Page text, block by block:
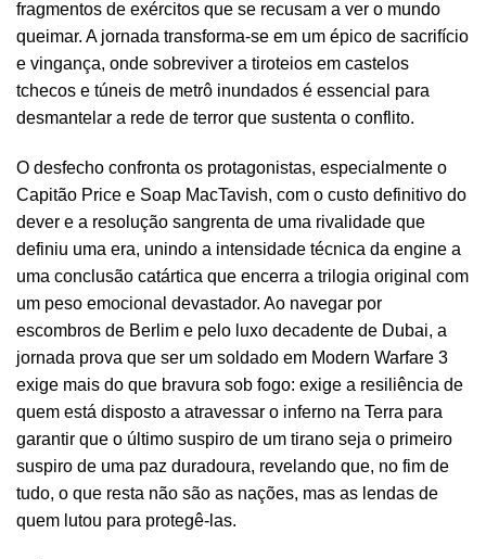
fragmentos de exércitos que se recusam a ver o mundo
queimar. A jornada transforma-se em um épico de sacrifício
e vingança, onde sobreviver a tiroteios em castelos
tchecos e túneis de metrô inundados é essencial para
desmantelar a rede de terror que sustenta o conflito.
O desfecho confronta os protagonistas, especialmente o
Capitão Price e Soap MacTavish, com o custo definitivo do
dever e a resolução sangrenta de uma rivalidade que
definiu uma era, unindo a intensidade técnica da engine a
uma conclusão catártica que encerra a trilogia original com
um peso emocional devastador. Ao navegar por
escombros de Berlim e pelo luxo decadente de Dubai, a
jornada prova que ser um soldado em Modern Warfare 3
exige mais do que bravura sob fogo: exige a resiliência de
quem está disposto a atravessar o inferno na Terra para
garantir que o último suspiro de um tirano seja o primeiro
suspiro de uma paz duradoura, revelando que, no fim de
tudo, o que resta não são as nações, mas as lendas de
quem lutou para protegê-las.